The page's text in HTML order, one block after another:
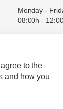
to the
and how you
Monday -
08:00h -